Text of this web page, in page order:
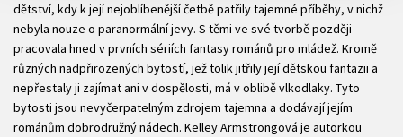
dětství, kdy k její nejoblíbenější četbě patřily tajemné příběhy, v nichž
nebyla nouze o paranormální jevy. S těmi ve své tvorbě později
pracovala hned v prvních sériích fantasy románů pro mládež. Kromě
různých nadpřirozených bytostí, jež tolik jitřily její dětskou fantazii a
nepřestaly ji zajímat ani v dospělosti, má v oblibě vlkodlaky. Tyto
bytosti jsou nevyčerpatelným zdrojem tajemna a dodávají jejím
románům dobrodružný nádech. Kelley Armstrongová je autorkou